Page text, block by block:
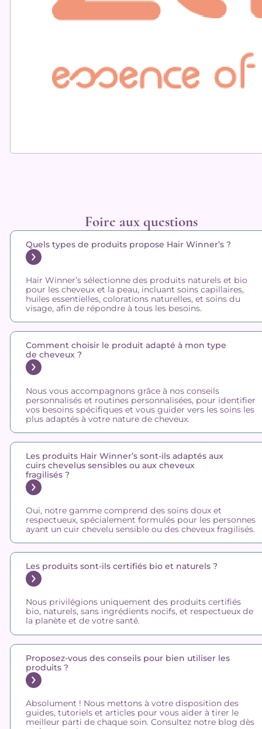
Foire aux questions
Quels types de produits propose Hair Winner’s ?
Hair Winner’s sélectionne des produits naturels et bio
pour les cheveux et la peau, incluant soins capillaires,
huiles essentielles, colorations naturelles, et soins du
visage, afin de répondre à tous les besoins.
Comment choisir le produit adapté à mon type
de cheveux ?
Nous vous accompagnons grâce à nos conseils
personnalisés et routines personnalisées, pour identifier
vos besoins spécifiques et vous guider vers les soins les
plus adaptés à votre nature de cheveux.
Les produits Hair Winner’s sont-ils adaptés aux
cuirs chevelus sensibles ou aux cheveux
fragilisés ?
Oui, notre gamme comprend des soins doux et
respectueux, spécialement formulés pour les personnes
ayant un cuir chevelu sensible ou des cheveux fragilisés.
Les produits sont-ils certifiés bio et naturels ?
Nous privilégions uniquement des produits certifiés
bio, naturels, sans ingrédients nocifs, et respectueux de
la planète et de votre santé.
Proposez-vous des conseils pour bien utiliser les
produits ?
Absolument ! Nous mettons à votre disposition des
guides, tutoriels et articles pour vous aider à tirer le
meilleur parti de chaque soin. Consultez notre blog dès